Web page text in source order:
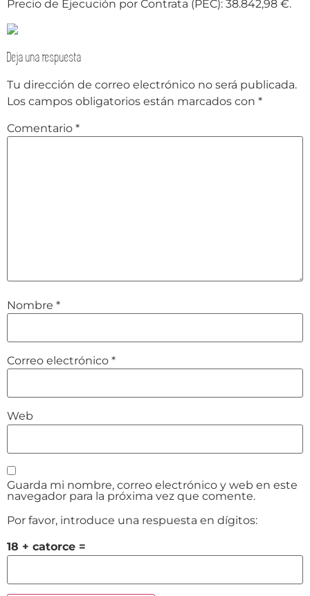
Precio de Ejecución por Contrata (PEC): 38.842,98 €.
Deja una respuesta
Tu dirección de correo electrónico no será publicada.
Los campos obligatorios están marcados con *
Comentario *
Nombre *
Correo electrónico *
Web
Guarda mi nombre, correo electrónico y web en este
navegador para la próxima vez que comente.
Por favor, introduce una respuesta en dígitos:
18 + catorce =